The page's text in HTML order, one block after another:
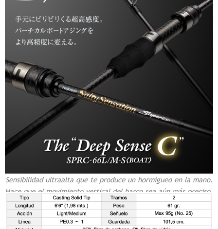
Sensibilidad ultraalta que te produce un hormigueo en la mano.
Hace que el movimiento vertical del barco sea aún más preciso.